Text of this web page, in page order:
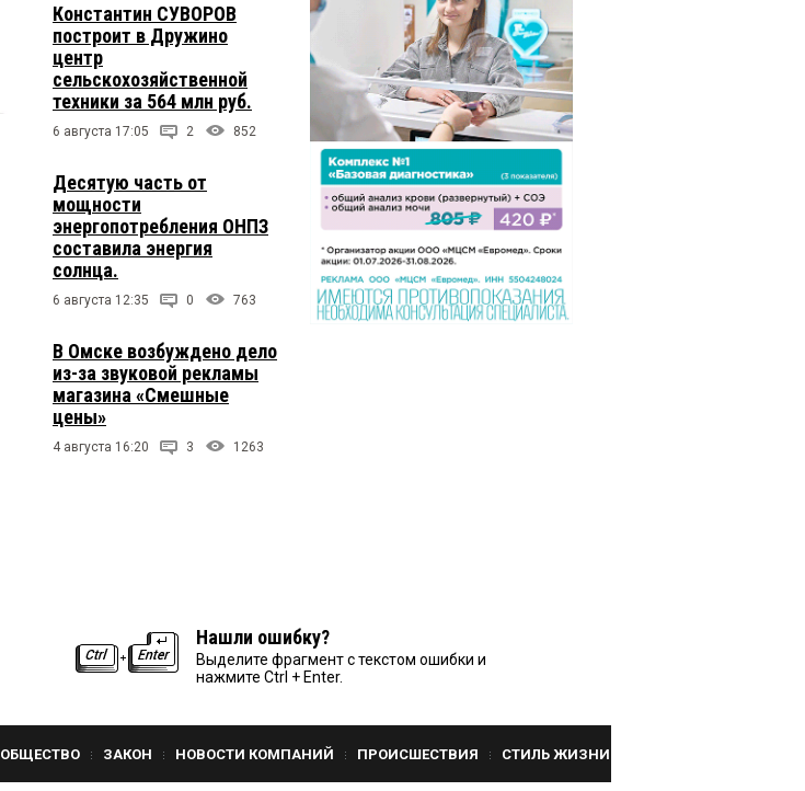
Константин СУВОРОВ
построит в Дружино
центр
сельскохозяйственной
техники за 564 млн руб.
6 августа 17:05 2 852
Десятую часть от
мощности
энергопотребления ОНПЗ
составила энергия
солнца.
6 августа 12:35 0 763
В Омске возбуждено дело
из-за звуковой рекламы
магазина «Смешные
цены»
4 августа 16:20 3 1263
Нашли ошибку?
Выделите фрагмент с текстом ошибки и
нажмите Ctrl + Enter.
ОБЩЕСТВО ЗАКОН НОВОСТИ КОМПАНИЙ ПРОИСШЕСТВИЯ СТИЛЬ ЖИЗНИ